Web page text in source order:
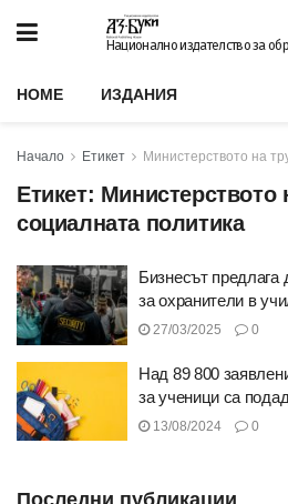
Национално издателство за
HOME ИЗДАНИЯ
Начало Етикет Министерството на
Етикет: Министерството
социалната политика
Бизнесът предлага
за охранители в
27/03/2025 0
Над 89 800
за ученици са
13/08/2024 0
Последни публикации